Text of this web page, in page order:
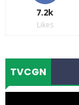
7.2k
Likes
TVCGN